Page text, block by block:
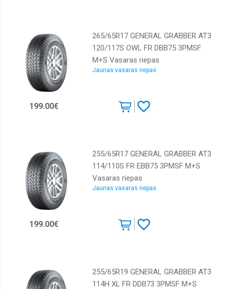
265/65R17 GENERAL GRABBER AT3
120/117S OWL FR DBB75 3PMSF
M+S Vasaras riepas
Jaunas vasaras riepas
199.00€
255/65R17 GENERAL GRABBER AT3
114/110S FR EBB75 3PMSF M+S
Vasaras riepas
Jaunas vasaras riepas
199.00€
255/65R19 GENERAL GRABBER AT3
114H XL FR DDB73 3PMSF M+S